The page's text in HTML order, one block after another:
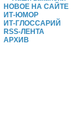
НОВОЕ НА САЙТЕ
ИТ-ЮМОР
ИТ-ГЛОССАРИЙ
RSS-ЛЕНТА
АРХИВ